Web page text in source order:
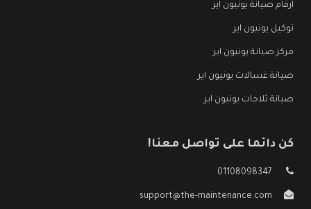
ارقام صيانة يونيون اير
توكيل يونيون اير
مركز صيانة يونيون اير
صيانة غسالات يونيون اير
صيانة ثلاجات يونيون اير
كن دائما على تواصل معنا!
01108098347
support@the-maintenance.com